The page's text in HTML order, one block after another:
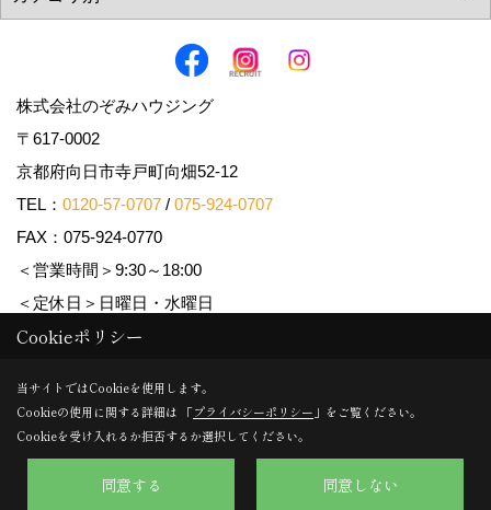
株式会社のぞみハウジング
〒617-0002
京都府向日市寺戸町向畑52-12
TEL： 0120-57-0707 / 075-924-0707
FAX：075-924-0770
＜営業時間＞9:30～18:00
＜定休日＞日曜日・水曜日
Copyright (c) Nozomi Housing. All Rights Reserved.
Produced byゴデスクリエイト
Cookieポリシー
当サイトではCookieを使用します。
Cookieの使用に関する詳細は 「プライバシーポリシー 」をご覧ください。
Cookieを受け入れるか拒否するか選択してください。
同意する 同意しない